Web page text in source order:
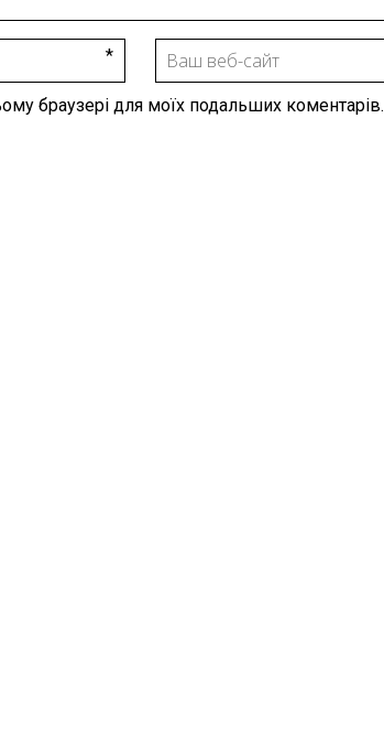
браузері для моїх подальших коментарів.